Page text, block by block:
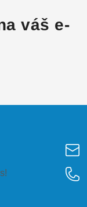
váš e-